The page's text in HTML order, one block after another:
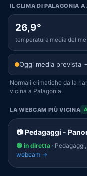
IL CLIMA DI PALAGONIA A
26,9°
temperatura media del
Oggi media prevista
Normali climatiche dalla
vicina a Palagonia.
LA WEBCAM PIÙ VICINA
📷 Pedagaggi -
🟢 in diretta ·
webcam →